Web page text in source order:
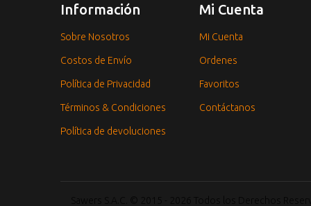
Información
Sobre Nosotros
Costos de Envío
Política de Privacidad
Términos & Condiciones
Política de devoluciones
Mi Cuenta
Mi Cuenta
Ordenes
Favoritos
Contáctanos